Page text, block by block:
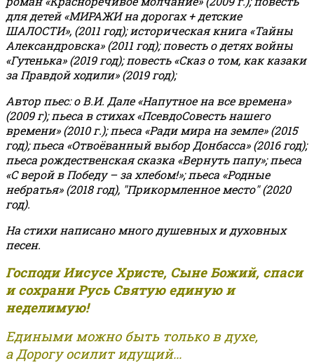
для детей «МИРАЖИ на дорогах + детские
ШАЛОСТИ», (2011 год); историческая книга «Тайны
Александровска» (2011 год); повесть о детях войны
«Гутенька» (2019 год); повесть «Сказ о том, как казаки
за Правдой ходили» (2019 год);
Автор пьес: о В.И. Дале «Напутное на все времена»
(2009 г); пьеса в стихах «ПсевдоСовесть нашего
времени» (2010 г.); пьеса «Ради мира на земле» (2015
год); пьеса «Отвоёванный выбор Донбасса» (2016 год);
пьеса рождественская сказка «Вернуть папу»; пьеса
«С верой в Победу – за хлебом!»;пьеса «Родные
небратья» (2018 год), "Прикормленное место" (2020
год).
На стихи написано много душевных и духовных
песен.
Господи Иисусе Христе, Сыне Божий, спаси
и сохрани Русь Святую единую и
неделимую!
Едиными можно быть только в духе,
а Дорогу осилит идущий...